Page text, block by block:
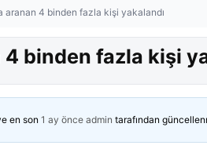
aranan 4 binden fazla kişi yakalandı
4 binden fazla kişi
en son 1 ay önce admin tarafından